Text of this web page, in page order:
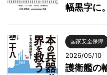
幅黒字に
国家安全保障
2026/05/10
護衛艦の